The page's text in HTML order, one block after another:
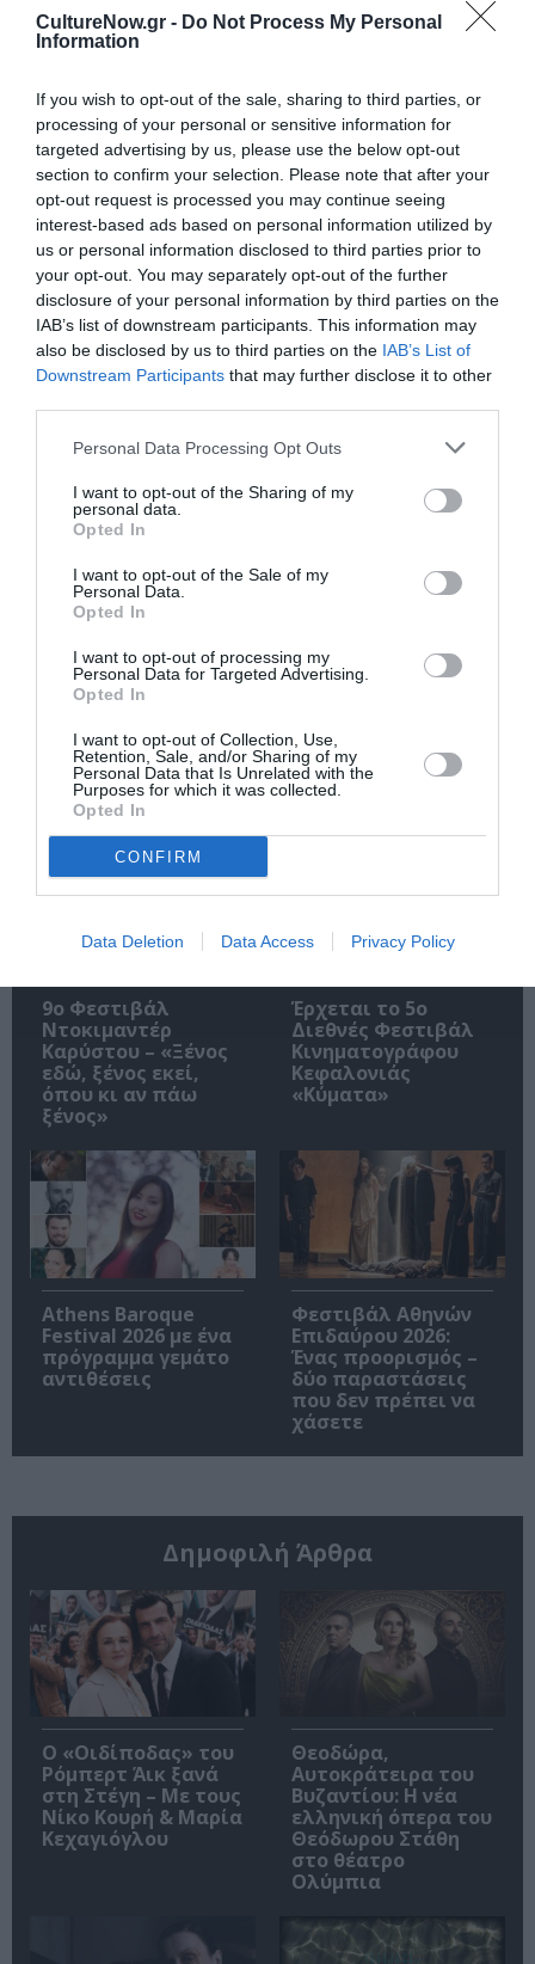
CultureNow.gr - Do Not Process My Personal
Information
If you wish to opt-out of the sale, sharing to third parties, or
processing of your personal or sensitive information for
targeted advertising by us, please use the below opt-out
section to confirm your selection. Please note that after your
opt-out request is processed you may continue seeing
interest-based ads based on personal information utilized by
us or personal information disclosed to third parties prior to
your opt-out. You may separately opt-out of the further
disclosure of your personal information by third parties on the
IAB’s list of downstream participants. This information may
also be disclosed by us to third parties on the IAB’s List of
Downstream Participants that may further disclose it to other
Personal Data Processing Opt Outs
I want to opt-out of the Sharing of my
personal data.
Opted In
I want to opt-out of the Sale of my
Personal Data.
Opted In
I want to opt-out of processing my
Personal Data for Targeted Advertising.
Opted In
I want to opt-out of Collection, Use,
Retention, Sale, and/or Sharing of my
Personal Data that Is Unrelated with the
Purposes for which it was collected.
Opted In
CONFIRM
Data Deletion Data Access Privacy Policy
Ακολουθήστε το Culturenow.gr στοGoogle Newsκαι
Δείτε όλα τατελευταία νέαγια την Τέχνη και τον
Πολιτισμό στοCulturenow.gr
Νέοι Διαγωνισμοί❯
Tags
ΑΛΦΡΕΝΤ ΧΙΤΣΚΟΚ
ΘΡΙΛΕΡ - ΤΡΟΜΟΥ
ΚΙΝΗΜΑΤΟΓΡΑΦΙΚΑ ΦΕΣΤΙΒΑΛ
ΚΩΜΩΔΙΑ - ΚΟΜΕΝΤΙ
ΣΙΝΕΦΙΛ
Newsletter
Κάθε βδομάδα στο e-mail σας τα τελευταία νέα για
την Τέχνη και τον Πολιτισμό!
Ακολουθήστε το Culturenow.gr
9ο Φεστιβάλ
Ντοκιμαντέρ
Καρύστου – «Ξένος
εδώ, ξένος εκεί,
όπου κι αν πάω
ξένος»
Έρχεται το 5ο
Διεθνές Φεστιβάλ
Κινηματογράφου
Κεφαλονιάς
«Κύματα»
Athens Baroque
Festival 2026 με ένα
πρόγραμμα γεμάτο
αντιθέσεις
Φεστιβάλ Αθηνών
Επιδαύρου 2026:
Ένας προορισμός –
δύο παραστάσεις
που δεν πρέπει να
χάσετε
Δημοφιλή Άρθρα
O «Οιδίποδας» του
Ρόμπερτ Άικ ξανά
στη Στέγη – Με τους
Νίκο Κουρή & Μαρία
Κεχαγιόγλου
Θεοδώρα,
Αυτοκράτειρα του
Βυζαντίου: Η νέα
ελληνική όπερα του
Θεόδωρου Στάθη
στο θέατρο
Ολύμπια